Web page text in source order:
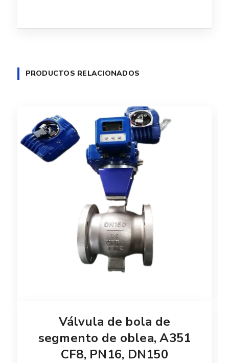
PRODUCTOS RELACIONADOS
Válvula de bola de
segmento de oblea, A351
CF8, PN16, DN150